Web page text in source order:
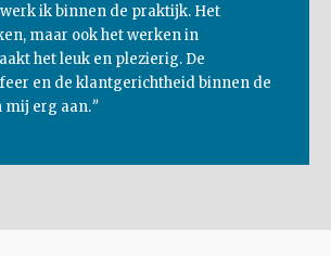
ik binnen de praktijk. Het
maar ook het werken in
het leuk en plezierig. De
en de klantgerichtheid binnen de
erg aan.”